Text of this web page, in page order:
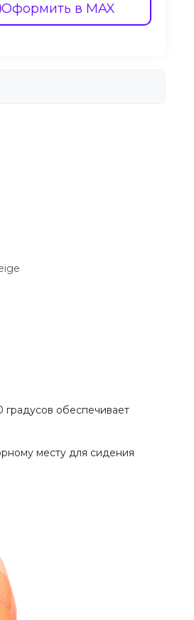
Оформить в MAX
обеспечивает
месту для сидения